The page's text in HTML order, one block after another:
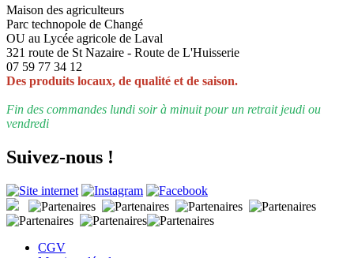
Maison des agriculteurs
Parc technopole de Changé
OU au Lycée agricole de Laval
321 route de St Nazaire - Route de L'Huisserie
07 59 77 34 12
Des produits locaux, de qualité et de saison.
Fin des commandes lundi soir à minuit pour un retrait jeudi ou
vendredi
Suivez-nous !
CGV